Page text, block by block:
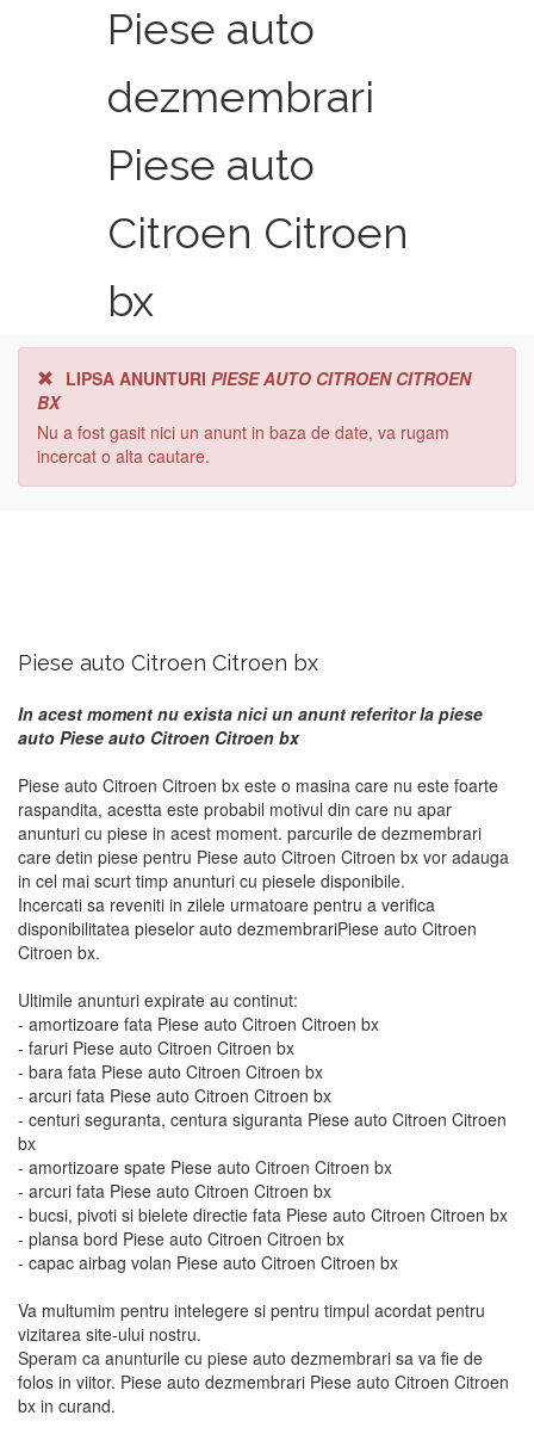
Piese auto
dezmembrari
Piese auto
Citroen Citroen
bx
LIPSA ANUNTURI PIESE AUTO CITROEN CITROEN
BX
Nu a fost gasit nici un anunt in baza de date, va rugam
incercat o alta cautare.
Piese auto Citroen Citroen bx
In acest moment nu exista nici un anunt referitor la piese
auto Piese auto Citroen Citroen bx
Piese auto Citroen Citroen bx este o masina care nu este foarte
raspandita, acestta este probabil motivul din care nu apar
anunturi cu piese in acest moment. parcurile de dezmembrari
care detin piese pentru Piese auto Citroen Citroen bx vor adauga
in cel mai scurt timp anunturi cu piesele disponibile.
Incercati sa reveniti in zilele urmatoare pentru a verifica
disponibilitatea pieselor auto dezmembrariPiese auto Citroen
Citroen bx.
Ultimile anunturi expirate au continut:
- amortizoare fata Piese auto Citroen Citroen bx
- faruri Piese auto Citroen Citroen bx
- bara fata Piese auto Citroen Citroen bx
- arcuri fata Piese auto Citroen Citroen bx
- centuri seguranta, centura siguranta Piese auto Citroen Citroen
bx
- amortizoare spate Piese auto Citroen Citroen bx
- arcuri fata Piese auto Citroen Citroen bx
- bucsi, pivoti si bielete directie fata Piese auto Citroen Citroen bx
- plansa bord Piese auto Citroen Citroen bx
- capac airbag volan Piese auto Citroen Citroen bx
Va multumim pentru intelegere si pentru timpul acordat pentru
vizitarea site-ului nostru.
Speram ca anunturile cu piese auto dezmembrari sa va fie de
folos in viitor. Piese auto dezmembrari Piese auto Citroen Citroen
bx in curand.